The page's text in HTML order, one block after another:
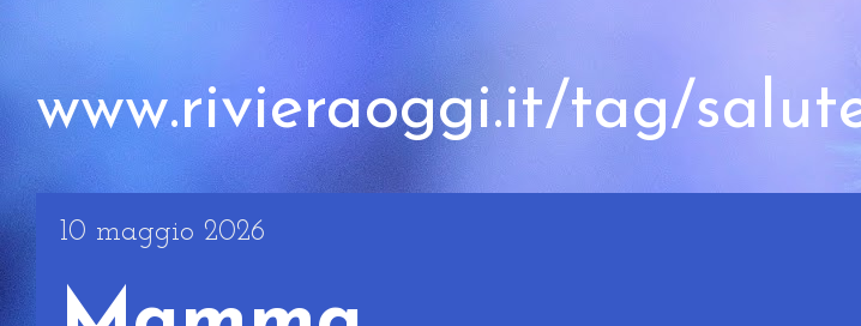
www.rivieraoggi.it/tag/
10 maggio 2026